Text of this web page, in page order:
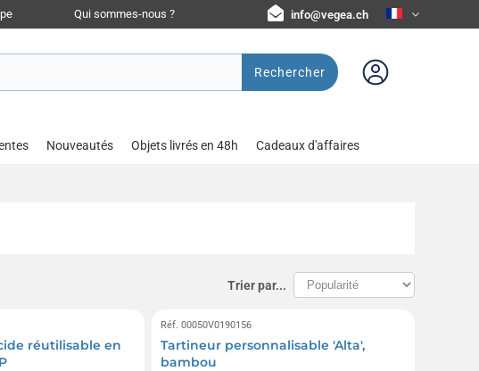
Qui sommes-nous ? info@vegea.ch
Rechercher
Nouveautés Objets livrés en 48h Cadeaux d'affaires
Trier par...
réutilisable en
Réf. 00050V0190156
Tartineur personnalisable 'Alta',
bambou